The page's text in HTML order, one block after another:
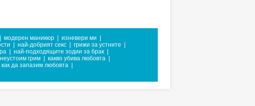
модерен маникюр изневери ми
най-добрият секс грижи за устните
най-подходящите зодии за брак
неустоим грим какво убива любовта
как да запазим любовта